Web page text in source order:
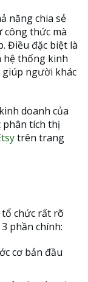
năng chia sẻ
thức mà
Điều đặc biệt là
hệ thống kinh
giúp người khác
doanh của
phân tích thị
trên trang
tổ chức rất rõ
phần chính:
cơ bản đầu